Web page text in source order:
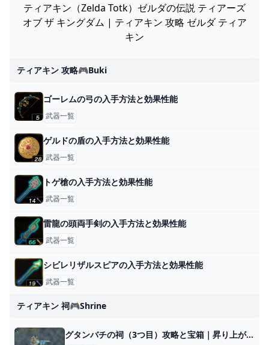
ティアキン（Zelda Totk）ゼルダの伝説 ティアーズ
オブ ザ キングダム | ティアキン 攻略 ゼルダ ティア
キン
ティアキン 攻略🎮buki
ゴーレムの弓の入手方法と効果性能
武器一覧
ゲルドの盾の入手方法と効果性能
武器一覧
トゲ槍の入手方法と効果性能
武器一覧
雷龍の頭両手剣の入手方法と効果性能
武器一覧
シビレリザルスピアの入手方法と効果性能
武器一覧
ティアキン 祠🎮shrine
グタンバチの祠（3つ目）攻略と宝箱｜昇り上がる力